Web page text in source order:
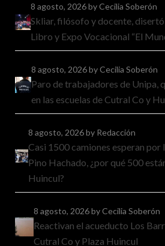
8 agosto, 2026by Cecilia Soberón
Skliar, filósofo y docente, disertó
Libro y Expo Vocacional “El
8 agosto, 2026by Cecilia Soberón
Paro de trabajadores de Unipa,
en las escuelas de Cutral Co y
8 agosto, 2026by Redacción
Casi 1500 camiones esperan por
Pino Hachado, ¿por qué 500
Huincul?
8 agosto, 2026by Cecilia Soberón
Reactivan el acueducto Los
Cutral Co y Plaza Huincul